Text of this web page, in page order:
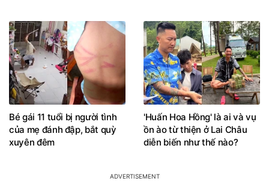
Bé gái 11 tuổi bị người tình
của mẹ đánh đập, bắt quỳ
xuyên đêm
'Huấn Hoa Hồng' là ai và vụ
ồn ào từ thiện ở Lai Châu
diễn biến như thế nào?